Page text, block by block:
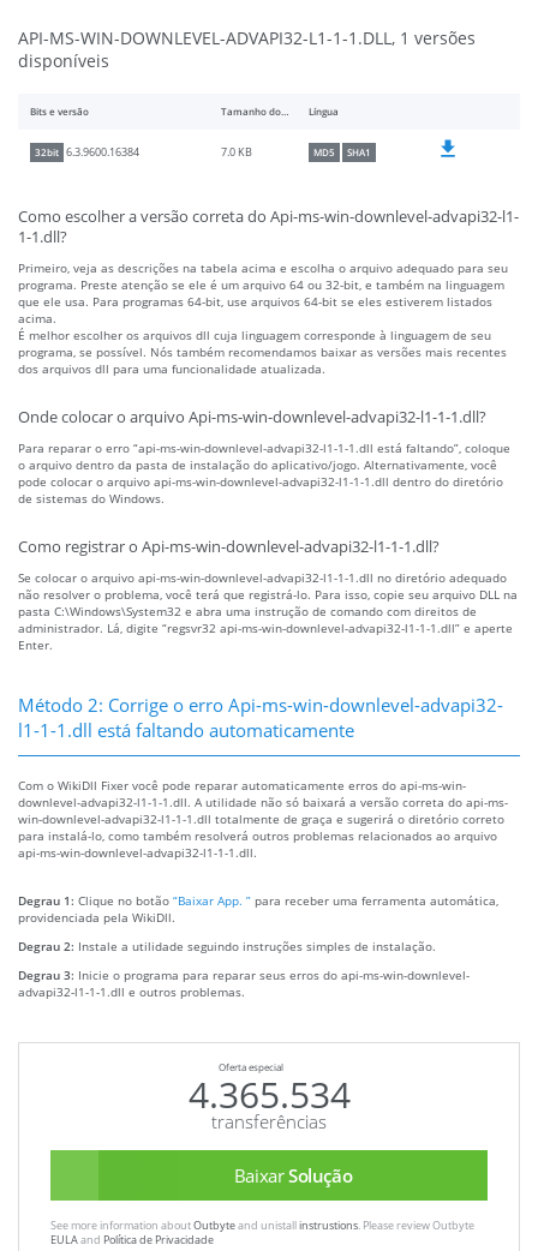
API-MS-WIN-DOWNLEVEL-ADVAPI32-L1-1-1.DLL, 1 versões
disponíveis
Bits e versão Tamanho do arquivo Língua
32bit 6.3.9600.16384 7.0 KB MD5 SHA1
Como escolher a versão correta do Api-ms-win-downlevel-advapi32-l1-
1-1.dll?
Primeiro, veja as descrições na tabela acima e escolha o arquivo adequado para seu
programa. Preste atenção se ele é um arquivo 64 ou 32-bit, e também na linguagem
que ele usa. Para programas 64-bit, use arquivos 64-bit se eles estiverem listados
acima.
É melhor escolher os arquivos dll cuja linguagem corresponde à linguagem de seu
programa, se possível. Nós também recomendamos baixar as versões mais recentes
dos arquivos dll para uma funcionalidade atualizada.
Onde colocar o arquivo Api-ms-win-downlevel-advapi32-l1-1-1.dll?
Para reparar o erro “api-ms-win-downlevel-advapi32-l1-1-1.dll está faltando”, coloque
o arquivo dentro da pasta de instalação do aplicativo/jogo. Alternativamente, você
pode colocar o arquivo api-ms-win-downlevel-advapi32-l1-1-1.dll dentro do diretório
de sistemas do Windows.
Como registrar o Api-ms-win-downlevel-advapi32-l1-1-1.dll?
Se colocar o arquivo api-ms-win-downlevel-advapi32-l1-1-1.dll no diretório adequado
não resolver o problema, você terá que registrá-lo. Para isso, copie seu arquivo DLL na
pasta C:\Windows\System32 e abra uma instrução de comando com direitos de
administrador. Lá, digite “regsvr32 api-ms-win-downlevel-advapi32-l1-1-1.dll” e aperte
Enter.
Método 2: Corrige o erro Api-ms-win-downlevel-advapi32-
l1-1-1.dll está faltando automaticamente
Com o WikiDll Fixer você pode reparar automaticamente erros do api-ms-win-
downlevel-advapi32-l1-1-1.dll. A utilidade não só baixará a versão correta do api-ms-
win-downlevel-advapi32-l1-1-1.dll totalmente de graça e sugerirá o diretório correto
para instalá-lo, como também resolverá outros problemas relacionados ao arquivo
api-ms-win-downlevel-advapi32-l1-1-1.dll.
Degrau 1: Clique no botão “Baixar App. ” para receber uma ferramenta automática,
providenciada pela WikiDll.
Degrau 2: Instale a utilidade seguindo instruções simples de instalação.
Degrau 3: Inicie o programa para reparar seus erros do api-ms-win-downlevel-
advapi32-l1-1-1.dll e outros problemas.
Oferta especial
4.365.534
transferências
BaixarSolução
See more information aboutOutbyteand unistallinstrustions. Please review Outbyte
EULAand Política de Privacidade